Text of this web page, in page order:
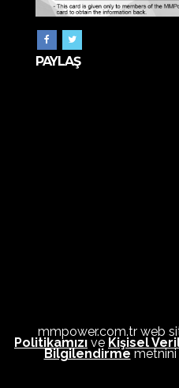
PAYLAŞ
mmpower.com.tr web
Politikamızı ve Kişisel
Bilgilendirmemetnini